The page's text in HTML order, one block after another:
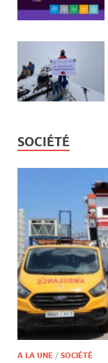
SOCIÉTÉ
A LA UNE / SOCIÉTÉ